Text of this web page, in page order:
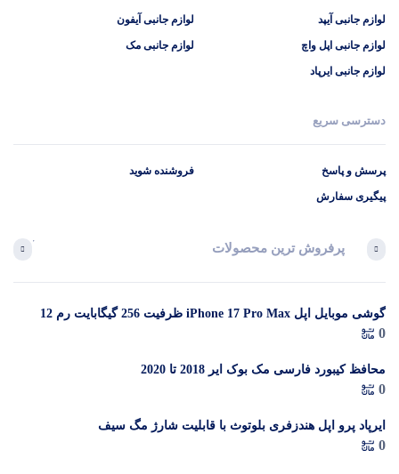
لوازم جانبی آیپد
لوازم جانبی اپل واچ
لوازم جانبی ایرپاد
لوازم جانبی آیفون
لوازم جانبی مک
دسترسی سریع
پرسش و پاسخ
پیگیری سفارش
فروشنده شوید
پرفروش ترین محصولات
گوشی موبایل اپل iPhone 17 Pro Max ظرفیت 256 گیگابایت رم 12
گیگابایت (ZAA) – Not Active رجیستر شده
0
محافظ کیبورد فارسی مک بوک ایر 2018 تا 2020
0
ایرپاد پرو اپل هندزفری بلوتوث با قابلیت شارژ مگ سیف
0